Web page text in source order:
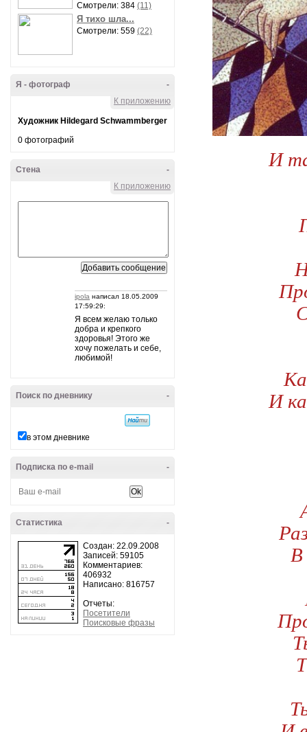
Смотрели: 384 (11)
Я тихо шла...
Смотрели: 559 (22)
-
Я - фотограф
К приложению
Художник Hildegard Schwammberger
0 фотографий
-
Стена
К приложению
ipola написал 18.05.2009
17:59:29:
Я всем желаю только
добра и крепкого
здоровья! Этого же
хочу пожелать и себе,
любимой!
-
Поиск по дневнику
в этом дневнике
-
Подписка по e-mail
-
Статистика
Создан: 22.09.2008
Записей: 59105
Комментариев:
406932
Написано: 816757
Отчеты:
Посетители
Поисковые фразы
И
И
В